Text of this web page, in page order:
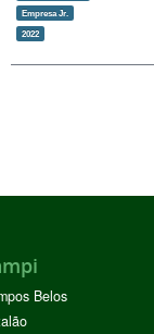
Empresa Jr.
2022
Belos